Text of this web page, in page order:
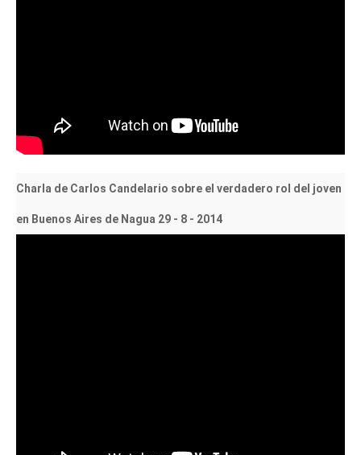
Charla de Carlos Candelario sobre el verdadero rol del joven
en Buenos Aires de Nagua 29 - 8 - 2014